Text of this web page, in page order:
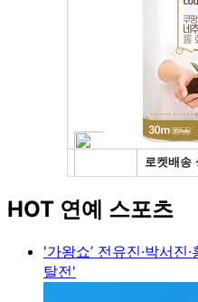
HOT 연예 스포츠
'가왕쇼’ 전유진·박서
탈전'